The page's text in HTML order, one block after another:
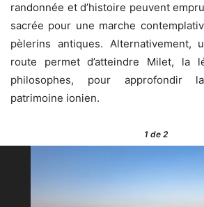
randonnée et d’histoire peuvent
sacrée pour une marche
pèlerins antiques. Alternativement,
route permet d’atteindre Milet, la
philosophes, pour approfondir
patrimoine ionien.
1 de 2